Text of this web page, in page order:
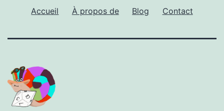
Accueil À propos de Blog Contact